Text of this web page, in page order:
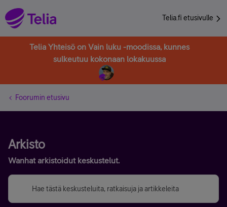
Telia.fi etusivulle
Telia Yhteisö on Vain luku -moodissa, kunnes
sulkeutuu kokonaan lokakuussa
Foorumin etusivu
Arkisto
Wanhat arkistoidut keskustelut.